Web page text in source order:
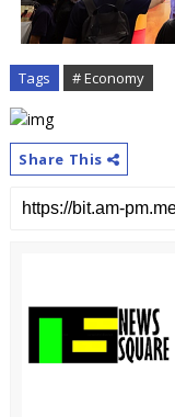
Tags # Economy
Share This